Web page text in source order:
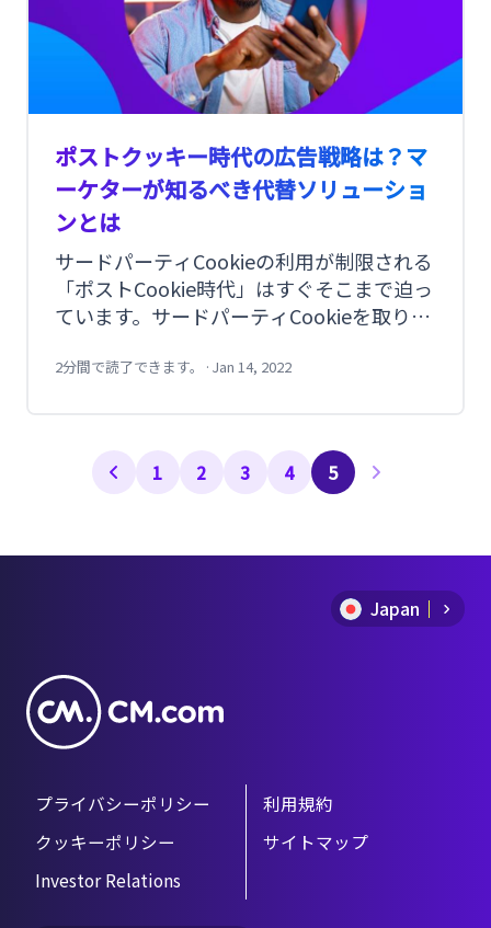
ポストクッキー時代の広告戦略は？マ
ーケターが知るべき代替ソリューショ
ンとは
サードパーティCookieの利用が制限される
「ポストCookie時代」はすぐそこまで迫っ
ています。サードパーティCookieを取り扱
広告システムのパブリッシャーや広告主は
ができるのか、今から取り組めることをご
紹介します。
2分間で読了できます。 · Jan 14, 2022
1 2 3 4 5
Japan
プライバシーポリシー
利用規約
クッキーポリシー
サイトマップ
Investor Relations